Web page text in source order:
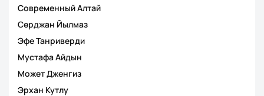
Современный Алтай
Серджан Йылмаз
Эфе Танриверди
Мустафа Айдын
Может Дженгиз
Эрхан Кутлу